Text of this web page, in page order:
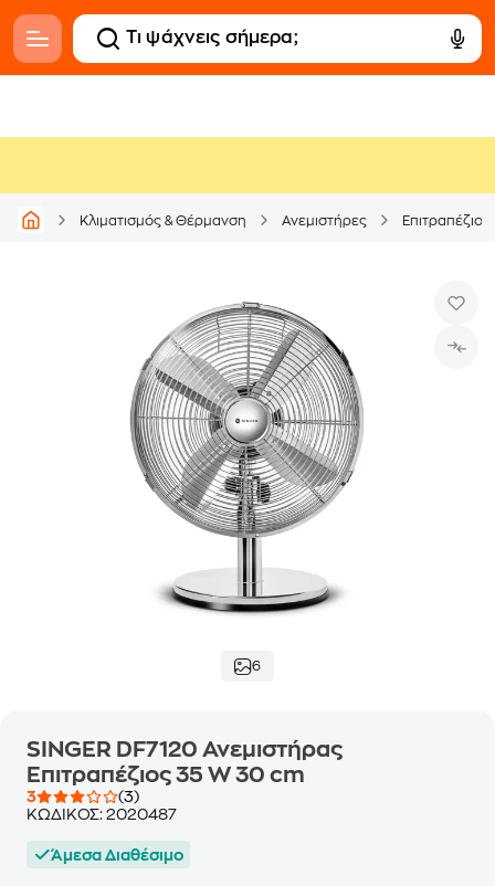
Κλιματισμός & Θέρμανση Ανεμιστήρες Επιτραπέζιοι
6
SINGER DF7120 Ανεμιστήρας
Επιτραπέζιος 35 W 30 cm
3
(3)
ΚΩΔΙΚΟΣ: 2020487
Άμεσα Διαθέσιμο